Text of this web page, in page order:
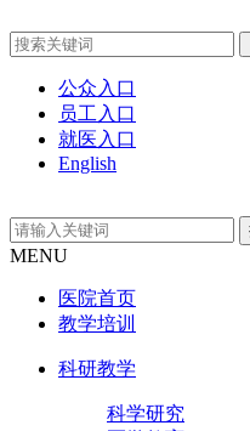
公众入口
员工入口
就医入口
English
MENU
医院首页
教学培训
科研教学
科学研究